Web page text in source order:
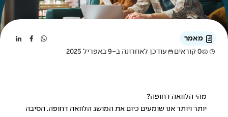
מאמר
0 קוראים
עודכן לאחרונה ב-9 באפריל 2025
מהי הלוואה דחופה?
יותר ויותר אנו שומעים כיום את המושג הלוואה דחופה. הסיבה